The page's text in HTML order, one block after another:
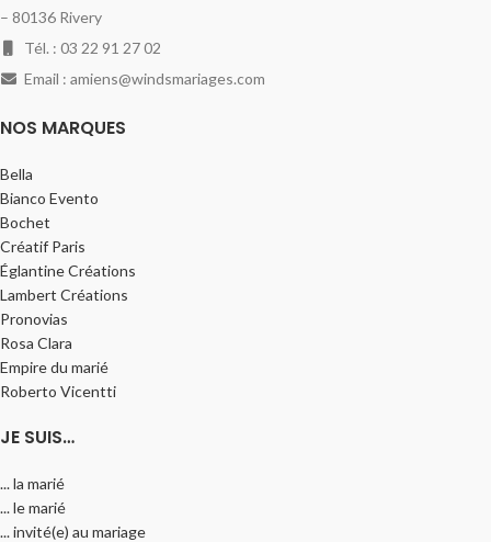
– 80136 Rivery
Tél. : 03 22 91 27 02
Email : amiens@windsmariages.com
NOS MARQUES
Bella
Bianco Evento
Bochet
Créatif Paris
Églantine Créations
Lambert Créations
Pronovias
Rosa Clara
Empire du marié
Roberto Vicentti
JE SUIS…
... la marié
... le marié
... invité(e) au mariage